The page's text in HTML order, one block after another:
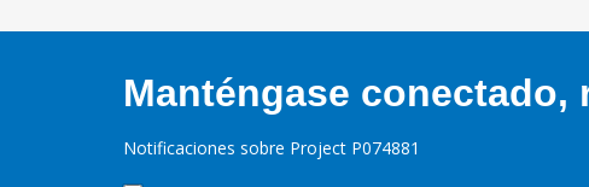
Manténgase conectado,
Notificaciones sobre Project P074881